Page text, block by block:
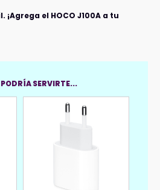
el HOCO J100A a tu
SERVIRTE...